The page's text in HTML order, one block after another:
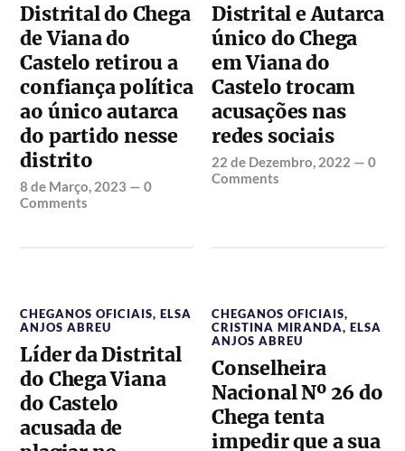
Distrital do Chega
de Viana do
Castelo retirou a
confiança política
ao único autarca
do partido nesse
distrito
8 de Março, 2023 —0
Comments
Distrital e Autarca
único do Chega
em Viana do
Castelo trocam
acusações nas
redes sociais
22 de Dezembro, 2022 —0
Comments
CHEGANOS OFICIAIS,ELSA
ANJOS ABREU
Líder da Distrital
do Chega Viana
do Castelo
acusada de
CHEGANOS OFICIAIS,
CRISTINA MIRANDA,ELSA
ANJOS ABREU
Conselheira
Nacional Nº 26 do
Chega tenta
impedir que a sua